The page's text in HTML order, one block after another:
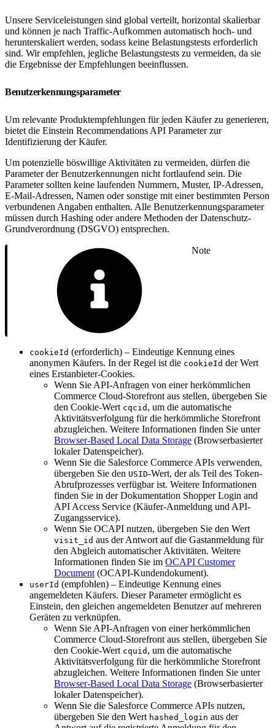
Unsere Serviceleistungen sind global verteilt, horizontal skalierbar
und können je nach Traffic-Aufkommen automatisch hoch- und
herunterskaliert werden, sodass keine Belastungstests erforderlich
sind. Wir empfehlen, jegliche Belastungstests zu vermeiden, da sie
die Ergebnisse der Empfehlungen beeinflussen.
Benutzerkennungsparameter
Um relevante Produktempfehlungen für jeden Käufer zu generieren,
bietet die Einstein Recommendations API Parameter zur
Identifizierung der Käufer.
Um potenzielle böswillige Aktivitäten zu vermeiden, dürfen die
Parameter der Benutzerkennungen nicht fortlaufend sein. Die
Parameter sollten keine laufenden Nummern, Muster, IP-Adressen,
E-Mail-Adressen, Namen oder sonstige mit einer bestimmten Person
verbundenen Angaben enthalten. Alle Benutzerkennungsparameter
müssen durch Hashing oder andere Methoden der Datenschutz-
Grundverordnung (DSGVO) entsprechen.
Note
cookieId (erforderlich) – Eindeutige Kennung eines
anonymen Käufers. In der Regel ist die cookieId der Wert
eines Erstanbieter-Cookies.
Wenn Sie API-Anfragen von einer herkömmlichen
Commerce Cloud-Storefront aus stellen, übergeben Sie
den Cookie-Wert cqcid , um die automatische
Aktivitätsverfolgung für die herkömmliche Storefront
abzugleichen. Weitere Informationen finden Sie unter
Browser-Based Local Data Storage (Browserbasierter
lokaler Datenspeicher).
Wenn Sie die Salesforce Commerce APIs verwenden,
übergeben Sie den USID-Wert, der als Teil des Token-
Abrufprozesses verfügbar ist. Weitere Informationen
finden Sie in der Dokumentation Shopper Login and
API Access Service (Käufer-Anmeldung und API-
Zugangsservice).
Wenn Sie OCAPI nutzen, übergeben Sie den Wert
visit_id aus der Antwort auf die Gastanmeldung für
den Abgleich automatischer Aktivitäten. Weitere
Informationen finden Sie im OCAPI Customer
Document (OCAPI-Kundendokument).
userId (empfohlen) – Eindeutige Kennung eines
angemeldeten Käufers. Dieser Parameter ermöglicht es
Einstein, den gleichen angemeldeten Benutzer auf mehreren
Geräten zu verknüpfen.
Wenn Sie API-Anfragen von einer herkömmlichen
Commerce Cloud-Storefront aus stellen, übergeben Sie
den Cookie-Wert cquid , um die automatische
Aktivitätsverfolgung für die herkömmliche Storefront
abzugleichen. Weitere Informationen finden Sie unter
Browser-Based Local Data Storage (Browserbasierter
lokaler Datenspeicher).
Wenn Sie die Salesforce Commerce APIs nutzen,
übergeben Sie den Wert hashed_login aus der